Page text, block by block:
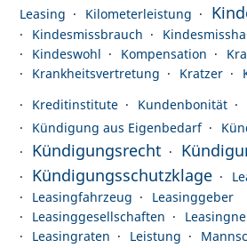
Leasing
Kilometerleistung
Kindesmissbrauch
Kindeswohl
Kompensation
Krankheitsvertretung
Kratzer
Kreditinstitute
Kundenbonität
Kündigung aus Eigenbedarf
Kündigungsrecht
Kündigungsschutzklage
Leasingfahrzeug
Leasinggeber
Leasinggesellschaften
Leasingraten
Leistung